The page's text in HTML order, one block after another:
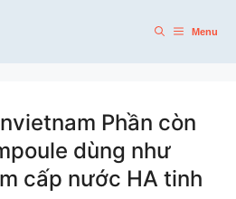
Menu
Phần còn
dùng như
cấp nước HA tinh